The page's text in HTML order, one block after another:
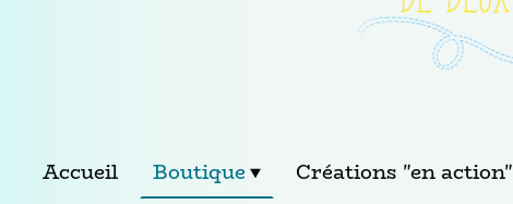
Accueil Boutique Créations "en action"